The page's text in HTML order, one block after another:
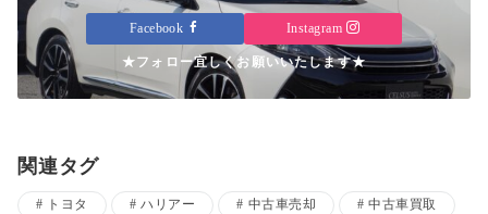
Facebook Instagram
★フォロー宜しくお願いいたします★
関連タグ
トヨタ ハリアー 中古車売却 中古車買取